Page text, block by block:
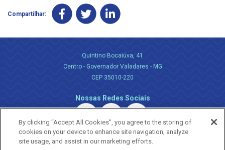
Compartilhar:
Quintino Bocaiúva, 41
Centro - Governador Valadares - MG
CEP 35010-220
Nossas Redes Sociais
By clicking “Accept All Cookies”, you agree to the storing of
cookies on your device to enhance site navigation, analyze
site usage, and assist in our marketing efforts.